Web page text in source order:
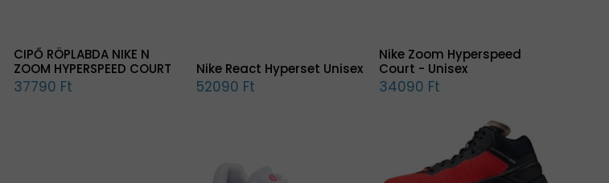
CIPŐ RÖPLABDA NIKE N
ZOOM HYPERSPEED COURT
37790 Ft
Nike React Hyperset Unisex
52090 Ft
Nike Zoom Hyperspeed
Court - Unisex
34090 Ft